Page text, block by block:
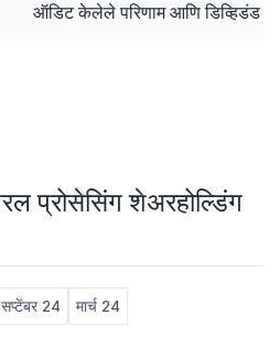
ऑडिट केलेले परिणाम आणि डिव्हिडंड
प्रोसेसिंग शेअरहोल्डिंग
सप्टेंबर 24 मार्च 24